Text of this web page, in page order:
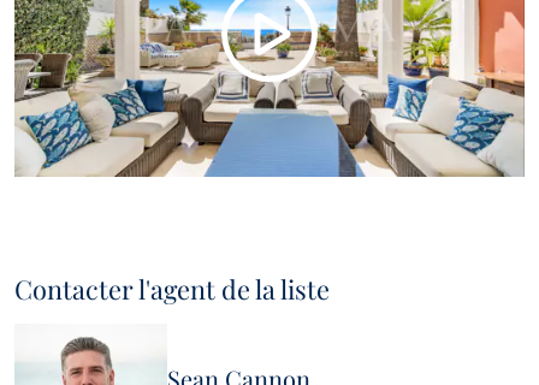
Contacter l'agent de la liste
Sean Cannon